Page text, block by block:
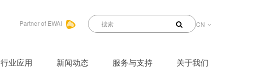
Partner of EWAI CN
行业应用 新闻动态 服务与支持 关于我们